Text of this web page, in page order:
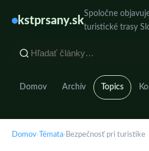
kstprsany.sk
Spoločne
turistické trasy
Domov Archív Topics
Domov› Témata› Bezpečnosť pri turistike